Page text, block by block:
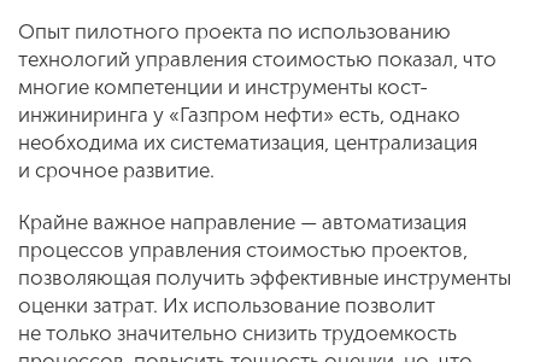
Опыт пилотного проекта по использованию
технологий управления стоимостью показал, что
многие компетенции и инструменты кост-
инжиниринга у «Газпром нефти» есть, однако
необходима их систематизация, централизация
и срочное развитие.
Крайне важное направление — автоматизация
процессов управления стоимостью проектов,
позволяющая получить эффективные инструменты
оценки затрат. Их использование позволит
не только значительно снизить трудоемкость